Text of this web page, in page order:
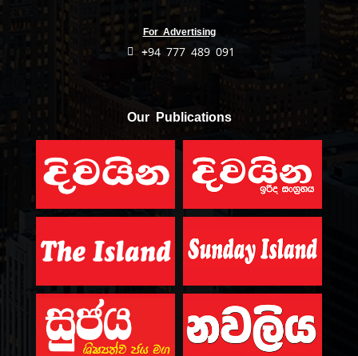
For Advertising
+94 777 489 091
Our Publications